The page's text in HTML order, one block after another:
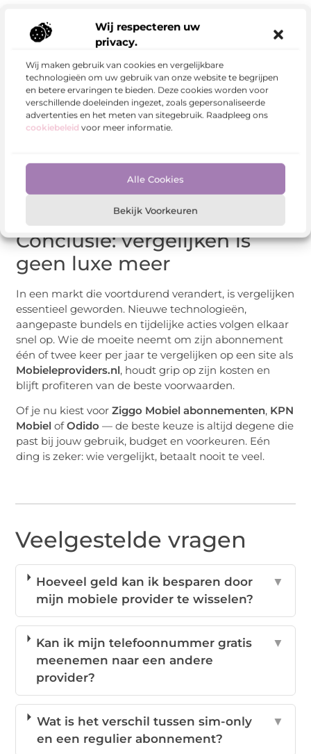
Wij respecteren uw
privacy.
Wij maken gebruik van cookies en vergelijkbare
technologieën om uw gebruik van onze website te begrijpen
en betere ervaringen te bieden. Deze cookies worden voor
verschillende doeleinden ingezet, zoals gepersonaliseerde
advertenties en het meten van sitegebruik. Raadpleeg ons
cookiebeleid voor meer informatie.
Alle Cookies
Bekijk Voorkeuren
transparantie en controle. We vergelijken niet alleen
verzekeringen en energiecontracten meer, maar ook
mobiele abonnementen. Daarbij letten we niet alleen
op de prijs, maar ook op zaken als snelheid,
betrouwbaarheid en duurzaamheid. Sommige
providers zetten bijvoorbeeld in op groene energie of
bieden korting bij de aanschaf van refurbished
Dat maakt de keuze complexer, maar ook
interessanter. Wie slim vergelijkt, kan een
abonnement vinden dat niet alleen goedkoop is,
maar ook past bij zijn of haar waarden en levensstijl.
Conclusie: vergelijken is
geen luxe meer
In een markt die voortdurend verandert, is vergelijken
essentieel geworden. Nieuwe technologieën,
aangepaste bundels en tijdelijke acties volgen elkaar
snel op. Wie de moeite neemt om zijn abonnement
één of twee keer per jaar te vergelijken op een site als
Mobieleproviders.nl, houdt grip op zijn kosten en
blijft profiteren van de beste voorwaarden.
Of je nu kiest voorZiggo Mobiel abonnementen, KPN
Mobiel ofOdido — de beste keuze is altijd degene die
past bij jouw gebruik, budget en voorkeuren. Eén
ding is zeker: wie vergelijkt, betaalt nooit te veel.
Veelgestelde vragen
Hoeveel geld kan ik besparen door
mijn mobiele provider te wisselen?
▼
Kan ik mijn telefoonnummer gratis
meenemen naar een andere
provider?
▼
Wat is het verschil tussen sim-only
en een regulier abonnement?
▼